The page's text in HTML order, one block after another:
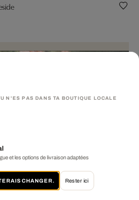
N'ES PAS DANS TA BOUTIQUE LOCALE
et les options de livraison adaptées
CHANGER. Rester ici